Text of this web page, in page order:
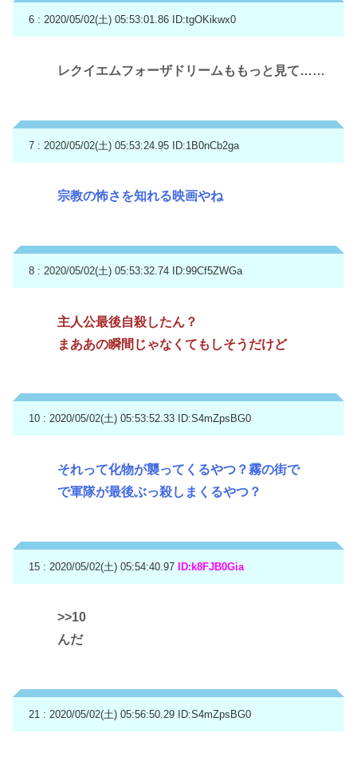
6 : 2020/05/02(土) 05:53:01.86 ID:tgOKikwx0
レクイエムフォーザドリームももっと見て……
7 : 2020/05/02(土) 05:53:24.95 ID:1B0nCb2ga
宗教の怖さを知れる映画やね
8 : 2020/05/02(土) 05:53:32.74 ID:99Cf5ZWGa
主人公最後自殺したん？
まああの瞬間じゃなくてもしそうだけど
10 : 2020/05/02(土) 05:53:52.33 ID:S4mZpsBG0
それって化物が襲ってくるやつ？霧の街で
で軍隊が最後ぶっ殺しまくるやつ？
15 : 2020/05/02(土) 05:54:40.97 ID:k8FJB0Gia
>>10
んだ
21 : 2020/05/02(土) 05:56:50.29 ID:S4mZpsBG0